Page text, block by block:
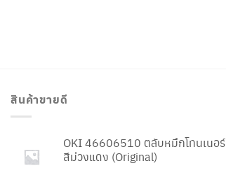
สินค้าขายดี
OKI 46606510 ตลับหมึกโทนเนอร์
สีม่วงแดง (Original)